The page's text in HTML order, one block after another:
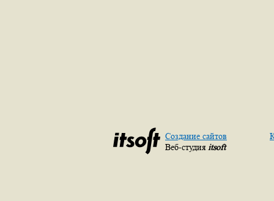
Создание сайтов
Веб-студия itsoft